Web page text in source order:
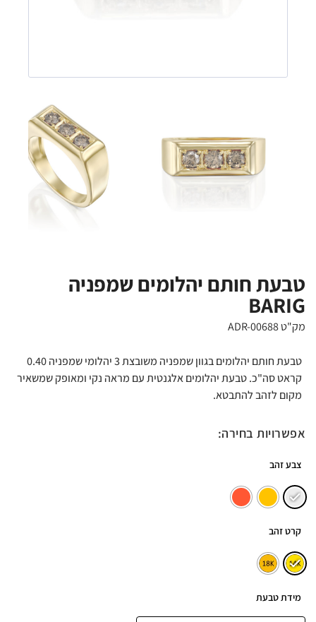
טבעת חותם יהלומים שמפניה
BARIG
מק"ט ADR-00688
טבעת חותם יהלומים בגוון שמפניה משובצת 3 יהלומי שמפניה 0.40
קראט סה"כ. טבעת יהלומים אלגנטית עם מראה נקי ומאופק שמשאיר
מקום לזהב להתבטא.
אפשרויות בחירה:
צבע זהב
קרט זהב
מידת טבעת